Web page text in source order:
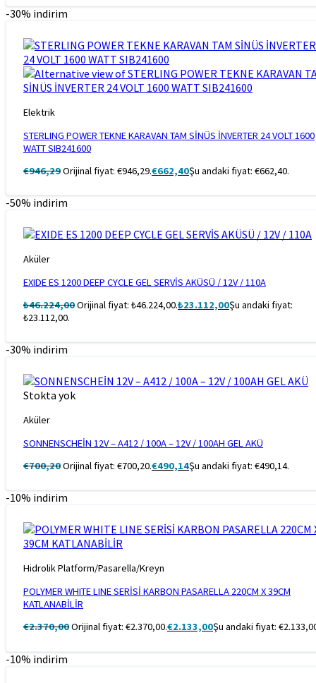
-30% indirim
Elektrik
STERLING POWER TEKNE KARAVAN TAM SİNÜS İNVERTER 24 VOLT 1600
WATT SIB241600
€946,29Orijinal fiyat: €946,29.€662,40Şu andaki fiyat: €662,40.
-50% indirim
Aküler
EXIDE ES 1200 DEEP CYCLE GEL SERVİS AKÜSÜ / 12V / 110A
₺46.224,00Orijinal fiyat: ₺46.224,00.₺23.112,00Şu andaki fiyat:
₺23.112,00.
-30% indirim
Stokta yok
Aküler
SONNENSCHEİN 12V – A412 / 100A – 12V / 100AH GEL AKÜ
€700,20Orijinal fiyat: €700,20.€490,14Şu andaki fiyat: €490,14.
-10% indirim
Hidrolik Platform/Pasarella/Kreyn
POLYMER WHITE LINE SERİSİ KARBON PASARELLA 220CM X 39CM
KATLANABİLİR
€2.370,00Orijinal fiyat: €2.370,00.€2.133,00Şu andaki fiyat:
-10% indirim